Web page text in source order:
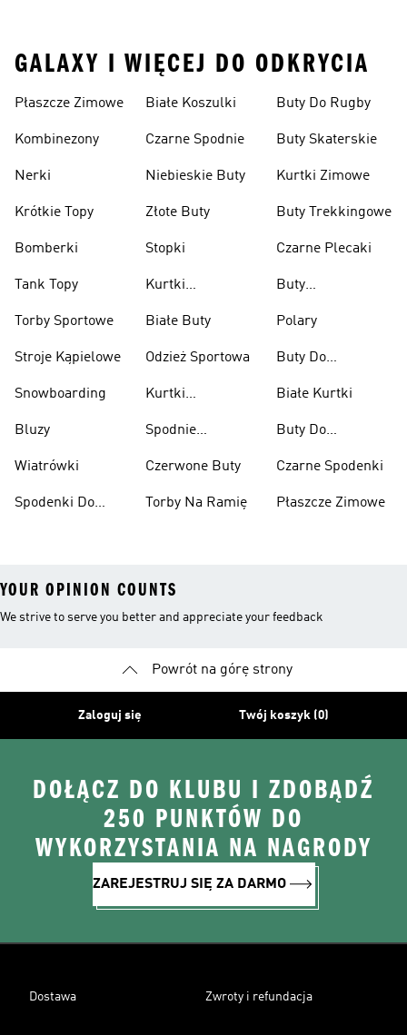
GALAXY I WIĘCEJ DO ODKRYCIA
Płaszcze Zimowe
Kombinezony
Nerki
Krótkie Topy
Bomberki
Tank Topy
Torby Sportowe
Stroje Kąpielowe
Snowboarding
Bluzy
Wiatrówki
Spodenki Do
Białe Koszulki
Czarne Spodnie
Niebieskie Buty
Złote Buty
Stopki
Kurtki
Białe Buty
Odzież Sportowa
Kurtki
Spodnie
Czerwone Buty
Torby Na Ramię
Buty Do Rugby
Buty Skaterskie
Kurtki Zimowe
Buty Trekkingowe
Czarne Plecaki
Buty
Polary
Buty Do
Ciężarów
Białe Kurtki
Buty Do
Czarne Spodenki
Płaszcze Zimowe
YOUR OPINION COUNTS
We strive to serve you better and appreciate your feedback
Powrót na górę strony
Zaloguj się Twój koszyk (0)
DOŁĄCZ DO KLUBU I ZDOBĄDŹ
250 PUNKTÓW DO
WYKORZYSTANIA NA NAGRODY
ZAREJESTRUJ SIĘ ZA DARMO
Dostawa Zwroty i refundacja